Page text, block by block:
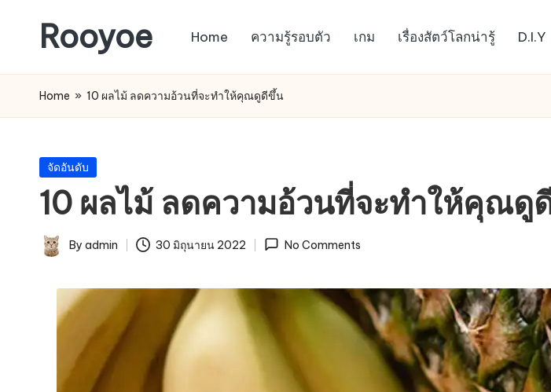
content
Rooyoe Home ความรู้รอบตัว เกม เรื่องสัตว์โลกน่ารู้ D.I.Y
Home » 10 ผลไม้ ลดความอ้วนที่จะทำให้คุณดูดีขึ้น
Posted
จัดอันดับ
10 ผลไม้ ลดความอ้วนที่จะทำให้คุณดู
Posted
By admin 30 มิถุนายน 2022 No Comments